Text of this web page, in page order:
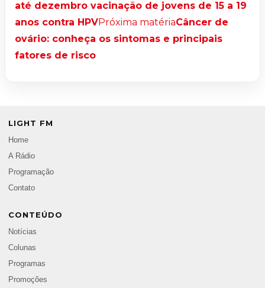
até dezembro vacinação de jovens de 15 a 19
anos contra HPVPróxima matériaCâncer de
ovário: conheça os sintomas e principais
fatores de risco
LIGHT FM
Home
A Rádio
Programação
Contato
CONTEÚDO
Notícias
Colunas
Programas
Promoções